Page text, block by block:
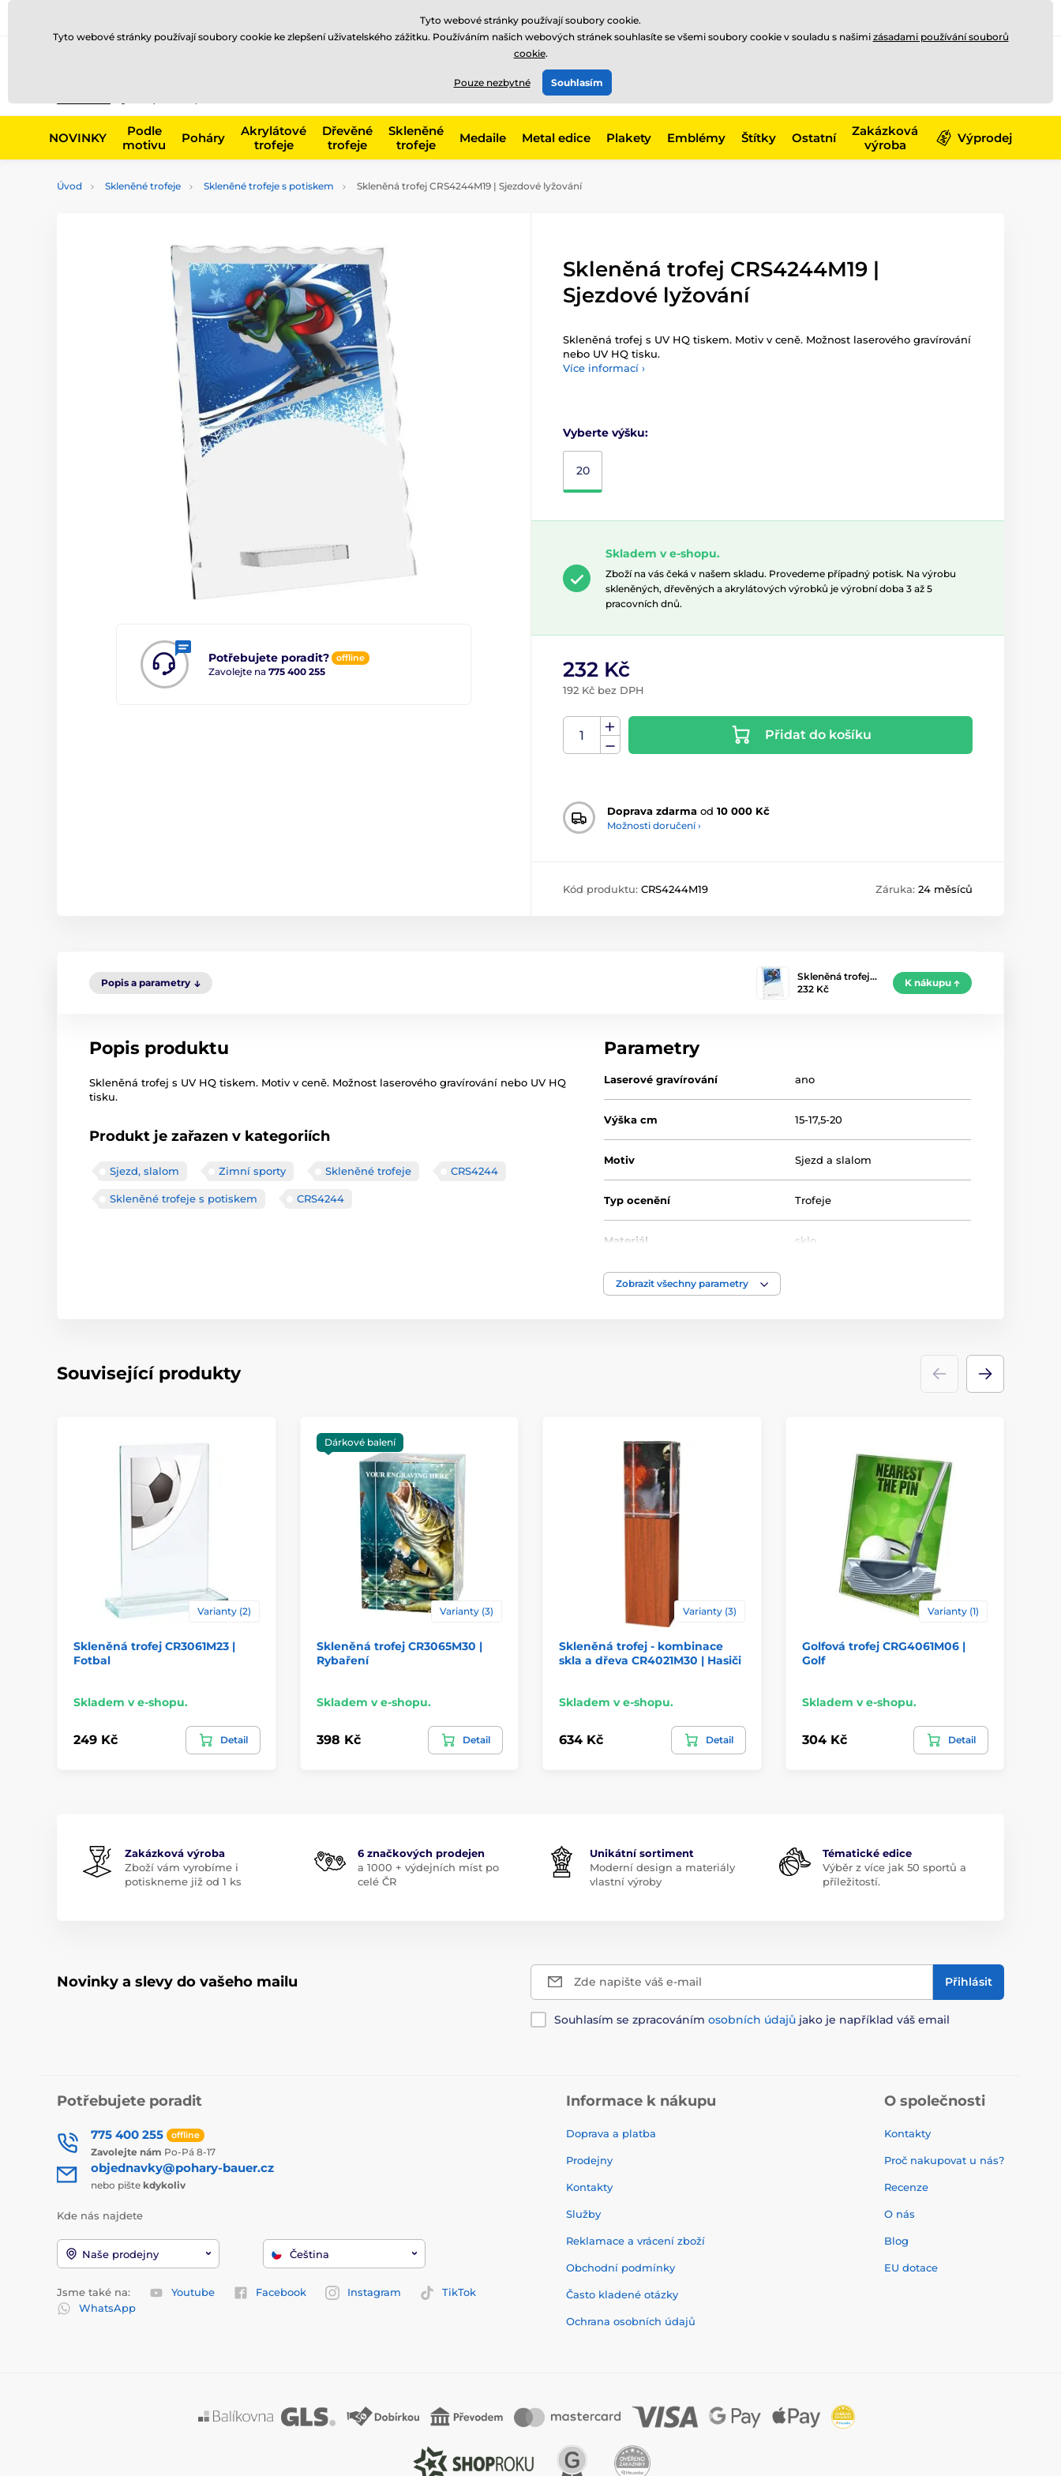
775 400 255
Zavolejte nám
NOVINKY
Podle
motivu
Poháry
Akrylátové
trofeje
Dřevěné
trofeje
Skleněné
trofeje
Medaile Metal edice Plakety Emblémy Štítky Ostatní
Zakázková
výroba
Výprodej
Úvod Skleněné trofeje Skleněné trofeje s potiskem Skleněná trofej CRS4244M19 | Sjezdové lyžování
Potřebujete poradit? offline
Zavolejte na 775 400 255
Skleněná trofej CRS4244M19 |
Sjezdové lyžování
Skleněná trofej s UV HQ tiskem. Motiv v ceně. Možnost laserového gravírování
nebo UV HQ tisku.
Více informací ›
Vyberte výšku:
20
Skladem v e-shopu.
Zboží na vás čeká v našem skladu. Provedeme případný potisk. Na výrobu
skleněných, dřevěných a akrylátových výrobků je výrobní doba 3 až 5
pracovních dnů.
232 Kč
192 Kč bez DPH
Přidat do košíku
Doprava zdarma od 10 000 Kč
Možnosti doručení ›
Kód produktu: CRS4244M19 Záruka: 24 měsíců
Popis a parametry
Skleněná trofej…
232 Kč
K nákupu
Popis produktu
Skleněná trofej s UV HQ tiskem. Motiv v ceně. Možnost laserového gravírování nebo UV HQ
tisku.
Produkt je zařazen v kategoriích
Sjezd, slalom Zimní sporty Skleněné trofeje CRS4244
Skleněné trofeje s potiskem CRS4244
Parametry
Laserové gravírování ano
Výška cm 15-17,5-20
Motiv Sjezd a slalom
Typ ocenění Trofeje
Materiál sklo
Způsob personalizace
Zobrazit všechny parametry
Související produkty
Varianty (2)
Skleněná trofej CR3061M23 |
Fotbal
Skladem v e-shopu.
249 Kč Detail
Dárkové balení
Varianty (3)
Skleněná trofej CR3065M30 |
Rybaření
Skladem v e-shopu.
398 Kč Detail
Varianty (3)
Skleněná trofej - kombinace
skla a dřeva CR4021M30 | Hasiči
Skladem v e-shopu.
634 Kč Detail
Varianty (1)
Golfová trofej CRG4061M06 |
Golf
Skladem v e-shopu.
304 Kč Detail
Zakázková výroba
Zboží vám vyrobíme i
potiskneme již od 1 ks
6 značkových prodejen
a 1000 + výdejních míst po
celé ČR
Unikátní sortiment
Moderní design a materiály
vlastní výroby
Tématické edice
Výběr z více jak 50 sportů a
příležitostí.
Novinky a slevy do vašeho mailu Zde napište váš e-mail Přihlásit
Souhlasím se zpracováním osobních údajů jako je například váš email
Potřebujete poradit
775 400 255 offline
Zavolejte nám Po-Pá 8-17
objednavky@pohary-bauer.cz
nebo pište kdykoliv
Kde nás najdete
Naše prodejny Čeština
Jsme také na: Youtube Facebook Instagram
TikTok
WhatsApp
Informace k nákupu
Doprava a platba
Prodejny
Kontakty
Služby
Reklamace a vrácení zboží
Obchodní podmínky
Často kladené otázky
Ochrana osobních údajů
O společnosti
Kontakty
Proč nakupovat u nás?
Recenze
O nás
Blog
EU dotace
Tyto webové stránky používají soubory cookie.
Tyto webové stránky používají soubory cookie ke zlepšení uživatelského zážitku. Používáním našich webových stránek souhlasíte se všemi soubory cookie v souladu s našimi zásadami používání souborů
cookie.
Pouze nezbytné Souhlasím